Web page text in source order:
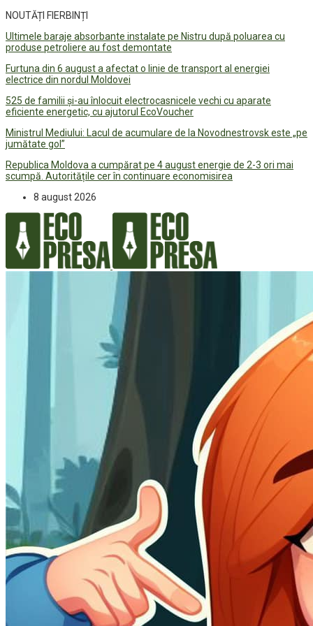
NOUTĂȚI FIERBINȚI
Ultimele baraje absorbante instalate pe Nistru după poluarea cu
produse petroliere au fost demontate
Furtuna din 6 august a afectat o linie de transport al energiei
electrice din nordul Moldovei
525 de familii și-au înlocuit electrocasnicele vechi cu aparate
eficiente energetic, cu ajutorul EcoVoucher
Ministrul Mediului: Lacul de acumulare de la Novodnestrovsk este „pe
jumătate gol”
Republica Moldova a cumpărat pe 4 august energie de 2-3 ori mai
scumpă. Autoritățile cer în continuare economisirea
8 august 2026